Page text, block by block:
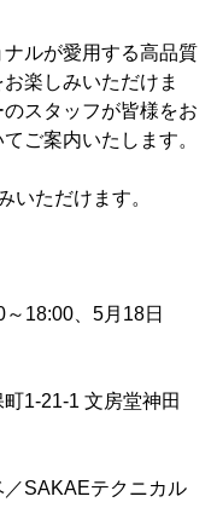
ルが愛用する高品質
楽しみいただけま
スタッフが皆様をお
ご案内いたします。
いただけます。
18:00、5月18日
1-21-1 文房堂神田
SAKAEテクニカル